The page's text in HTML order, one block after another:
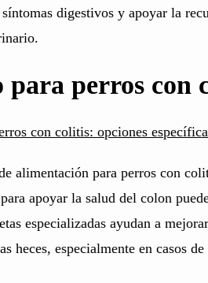
digestivos y apoyar la
para perros con
con colitis: opciones
alimentación para perros con
apoyar la salud del colon
especializadas ayudan a
heces, especialmente en casos